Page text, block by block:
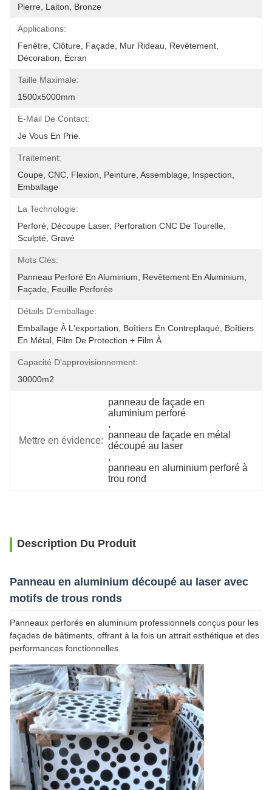
Pierre, Laiton, Bronze
Applications:
Fenêtre, Clôture, Façade, Mur Rideau, Revêtement,
Décoration, Écran
Taille Maximale:
1500x5000mm
E-Mail De Contact:
Je Vous En Prie.
Traitement:
Coupe, CNC, Flexion, Peinture, Assemblage, Inspection,
Emballage
La Technologie:
Perforé, Découpe Laser, Perforation CNC De Tourelle,
Sculpté, Gravé
Mots Clés:
Panneau Perforé En Aluminium, Revêtement En Aluminium,
Façade, Feuille Perforée
Détails D'emballage:
Emballage À L'exportation, Boîtiers En Contreplaqué, Boîtiers
En Métal, Film De Protection + Film À
Capacité D'approvisionnement:
30000m2
Mettre en évidence:
panneau de façade en
aluminium perforé
,
panneau de façade en métal
découpé au laser
,
panneau en aluminium perforé à
trou rond
Description Du Produit
Panneau en aluminium découpé au laser avec
motifs de trous ronds
Panneaux perforés en aluminium professionnels conçus pour les
façades de bâtiments, offrant à la fois un attrait esthétique et des
performances fonctionnelles.